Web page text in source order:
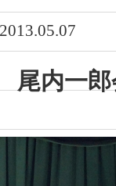
2013.05.07
尾内一